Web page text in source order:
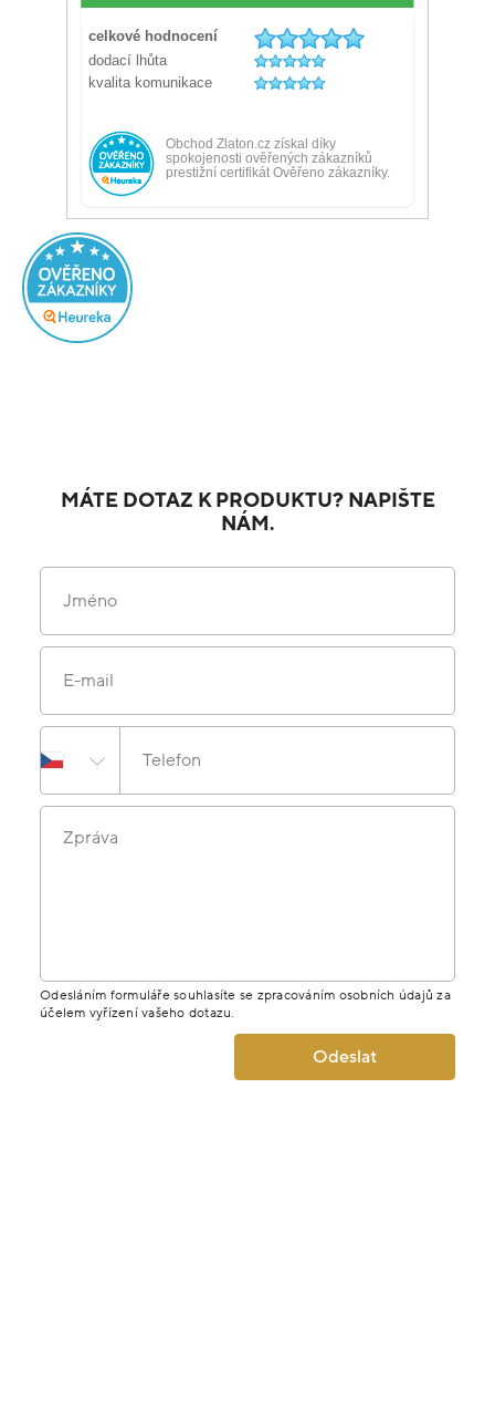
MÁTE DOTAZ K PRODUKTU? NAPIŠTE
NÁM.
Jméno
E-mail
Telefon
Zpráva
Odesláním formuláře souhlasíte se zpracováním osobních údajů za
účelem vyřízení vašeho dotazu.
Odeslat